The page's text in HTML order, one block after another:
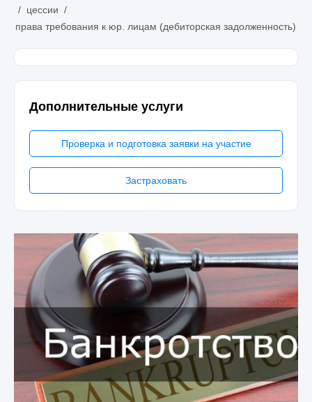
/ цессии /
права требования к юр. лицам (дебиторская задолженность)
Дополнительные услуги
Проверка и подготовка заявки на участие
Застраховать